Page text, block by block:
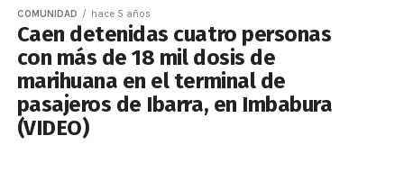
COMUNIDAD hace 5 años
Caen detenidas cuatro personas
con más de 18 mil dosis de
marihuana en el terminal de
pasajeros de Ibarra, en Imbabura
(VIDEO)